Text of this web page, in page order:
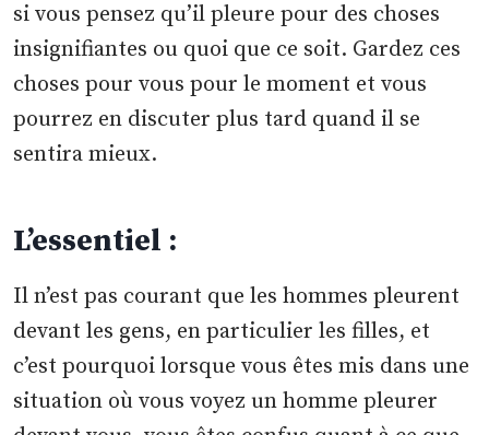
si vous pensez qu’il pleure pour des choses
insignifiantes ou quoi que ce soit. Gardez ces
choses pour vous pour le moment et vous
pourrez en discuter plus tard quand il se
sentira mieux.
L’essentiel :
Il n’est pas courant que les hommes pleurent
devant les gens, en particulier les filles, et
c’est pourquoi lorsque vous êtes mis dans une
situation où vous voyez un homme pleurer